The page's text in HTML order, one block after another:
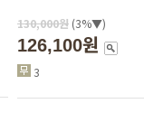
130,000원 (3%▼)
126,100원
3